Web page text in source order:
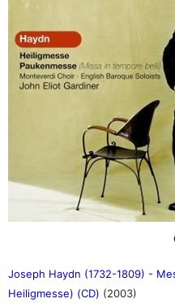
Joseph Haydn (1732-1809) -
Heiligmesse) (CD) (2003)